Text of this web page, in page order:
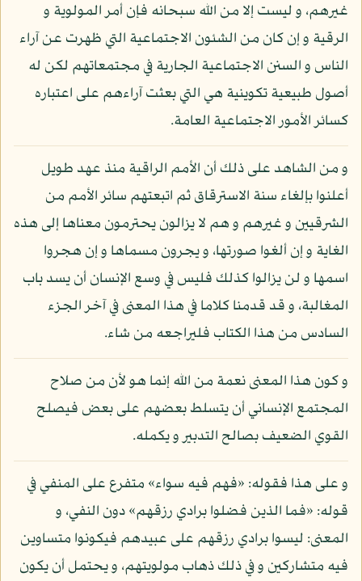
غيرهم، و ليست إلا من الله سبحانه فإن أمر المولوية و
الرقية و إن كان من الشئون الاجتماعية التي ظهرت عن آراء
الناس و السنن الاجتماعية الجارية في مجتمعاتهم لكن له
أصول طبيعية تكوينية هي التي بعثت آراءهم على اعتباره
كسائر الأمور الاجتماعية العامة.
و من الشاهد على ذلك أن الأمم الراقية منذ عهد طويل
أعلنوا بإلغاء سنة الاسترقاق ثم اتبعتهم سائر الأمم من
الشرقيين و غيرهم و هم لا يزالون يحترمون معناها إلى هذه
الغاية و إن ألغوا صورتها، و يجرون مسماها و إن هجروا
اسمها و لن يزالوا كذلك فليس في وسع الإنسان أن يسد باب
المغالبة، و قد قدمنا كلاما في هذا المعنى في آخر الجزء
السادس من هذا الكتاب فليراجعه من شاء.
و كون هذا المعنى نعمة من الله إنما هو لأن من صلاح
المجتمع الإنساني أن يتسلط بعضهم على بعض فيصلح
القوي الضعيف بصالح التدبير و يكمله.
و على هذا فقوله: «فهم فيه سواء» متفرع على المنفي في
قوله: «فما الذين فضلوا برادي رزقهم» دون النفي، و
المعنى: ليسوا برادي رزقهم على عبيدهم فيكونوا متساوين
فيه متشاركين و في ذلك ذهاب مولويتهم، و يحتمل أن يكون